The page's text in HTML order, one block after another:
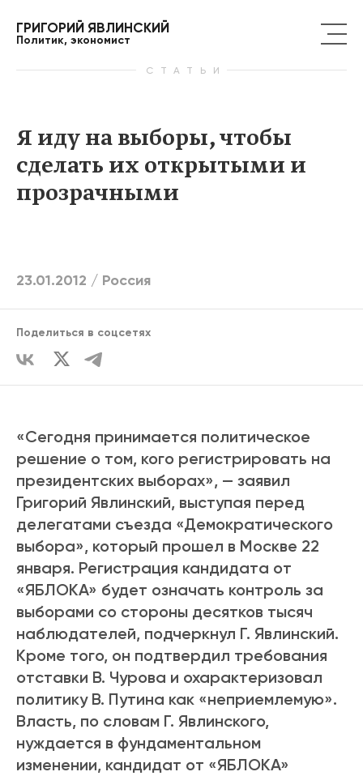
ГРИГОРИЙ ЯВЛИНСКИЙ
Политик, экономист
СТАТЬИ
Я иду на выборы, чтобы
сделать их открытыми и
прозрачными
23.01.2012 / Россия
Поделиться в соцсетях
«Сегодня принимается политическое
решение о том, кого регистрировать на
президентских выборах», — заявил
Григорий Явлинский, выступая перед
делегатами съезда «Демократического
выбора», который прошел в Москве 22
января. Регистрация кандидата от
«ЯБЛОКА» будет означать контроль за
выборами со стороны десятков тысяч
наблюдателей, подчеркнул Г. Явлинский.
Кроме того, он подтвердил требования
отставки В. Чурова и охарактеризовал
политику В. Путина как «неприемлемую».
Власть, по словам Г. Явлинского,
нуждается в фундаментальном
изменении, кандидат от «ЯБЛОКА»